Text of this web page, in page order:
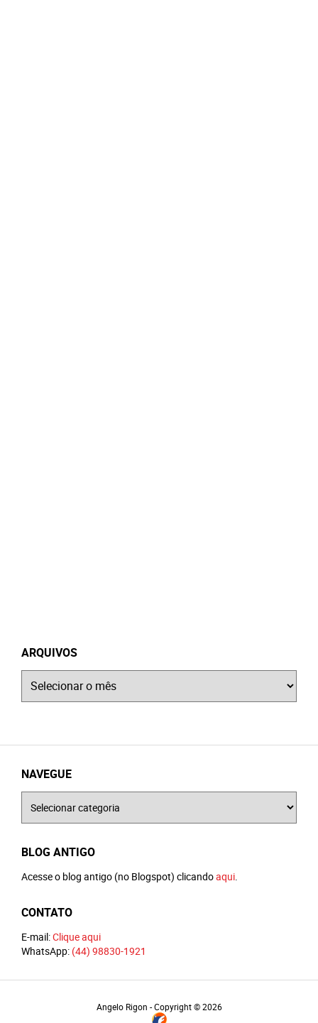
ARQUIVOS
NAVEGUE
BLOG ANTIGO
Acesse o blog antigo (no Blogspot) clicandoaqui.
CONTATO
E-mail:Clique aqui
WhatsApp: (44) 98830-1921
Angelo Rigon - Copyright © 2026